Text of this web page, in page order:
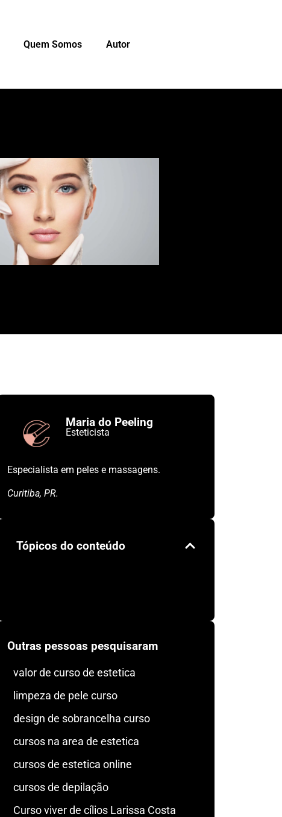
Quem Somos Autor
Maria do Peeling
Esteticista
Especialista em peles e massagens.
Curitiba, PR.
Tópicos do conteúdo
Outras pessoas pesquisaram
valor de curso de estetica
limpeza de pele curso
design de sobrancelha curso
cursos na area de estetica
cursos de estetica online
cursos de depilação
Curso viver de cílios Larissa Costa